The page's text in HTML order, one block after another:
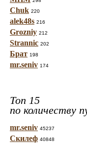
Chuk 220
alek48s 216
Grozniy 212
Strannic 202
Брат 198
mr.seniv 174
Топ 15
по количеству
mr.seniv 45237
Скилеф 40848